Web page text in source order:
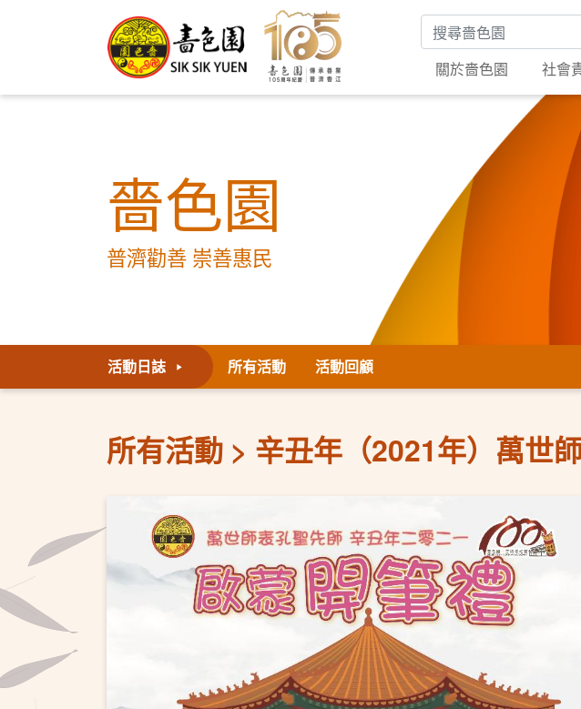
搜尋關鍵字
關於嗇色園
社會
嗇色園
普濟勸善 崇善惠民
活動日誌 所有活動 活動回顧
所有活動 辛丑年（2021年）萬世